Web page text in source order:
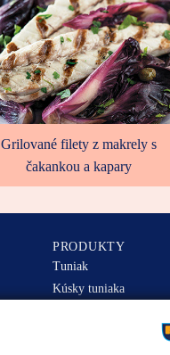
Grilované filety z makrely s
čakankou a kapary
PRODUKTY
Tuniak
Kúsky tuniaka